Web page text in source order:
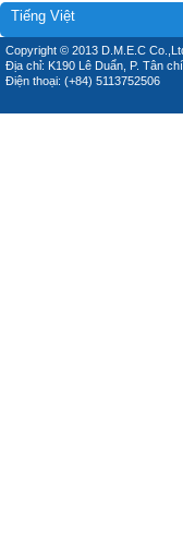
Tiếng Việt
Copyright © 2013 D.M.E.C
Địa chỉ: K190 Lê Duẩn, P. Tân
Điện thoại: (+84) 5113752506